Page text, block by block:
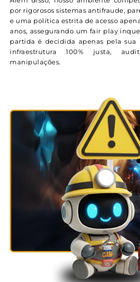
por rigorosos sistemas antifraude,
e uma política estrita de acesso
anos, assegurando um fair play
partida é decidida apenas pela
infraestrutura 100% justa,
manipulações.